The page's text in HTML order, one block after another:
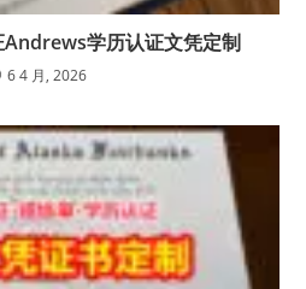
学历认证文凭定制
6 4 月, 2026